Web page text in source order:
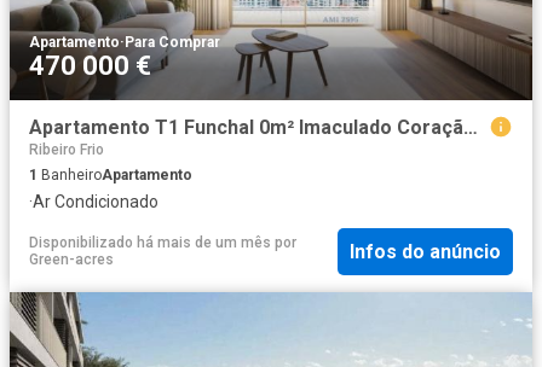
Apartamento·Para Comprar
470 000 €
Apartamento T1 Funchal 0m² Imaculado Coração De Maria
Ribeiro Frio
1 BanheiroApartamento
·Ar Condicionado
Disponibilizado há mais de um mês por
Green-acres
Infos do anúncio